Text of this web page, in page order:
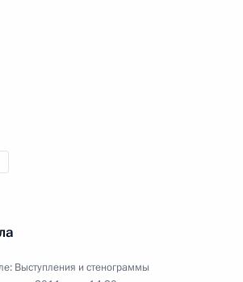
Выступления и стенограммы